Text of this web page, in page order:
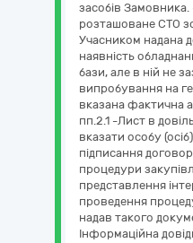
засобів
розташоване СТО
Учасником надана
наявність
бази, але в ній не
випробування на
вказана фактична
пп.2.1 -Лист в
вказати особу
підписання
процедури
представлення
проведення
надав такого
Інформаційна